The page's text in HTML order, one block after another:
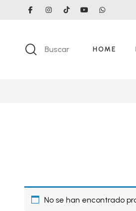
Buscar HOME
No se han encontrado